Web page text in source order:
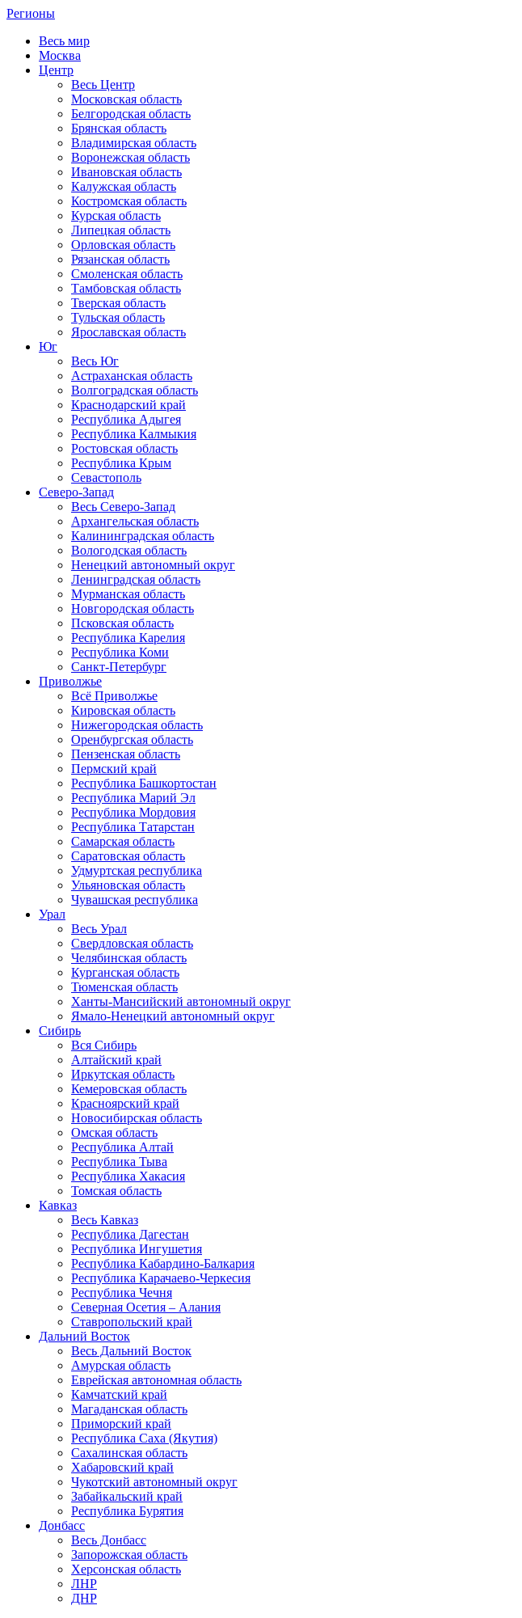
Регионы
Весь мир
Москва
Центр
Весь Центр
Московская область
Белгородская область
Брянская область
Владимирская область
Воронежская область
Ивановская область
Калужская область
Костромская область
Курская область
Липецкая область
Орловская область
Рязанская область
Смоленская область
Тамбовская область
Тверская область
Тульская область
Ярославская область
Юг
Весь Юг
Астраханская область
Волгоградская область
Краснодарский край
Республика Адыгея
Республика Калмыкия
Ростовская область
Республика Крым
Севастополь
Северо-Запад
Весь Северо-Запад
Архангельская область
Калининградская область
Вологодская область
Ненецкий автономный округ
Ленинградская область
Мурманская область
Новгородская область
Псковская область
Республика Карелия
Республика Коми
Санкт-Петербург
Приволжье
Всё Приволжье
Кировская область
Нижегородская область
Оренбургская область
Пензенская область
Пермский край
Республика Башкортостан
Республика Марий Эл
Республика Мордовия
Республика Татарстан
Самарская область
Саратовская область
Удмуртская республика
Ульяновская область
Чувашская республика
Урал
Весь Урал
Свердловская область
Челябинская область
Курганская область
Тюменская область
Ханты-Мансийский автономный округ
Ямало-Ненецкий автономный округ
Сибирь
Вся Сибирь
Алтайский край
Иркутская область
Кемеровская область
Красноярский край
Новосибирская область
Омская область
Республика Алтай
Республика Тыва
Республика Хакасия
Томская область
Кавказ
Весь Кавказ
Республика Дагестан
Республика Ингушетия
Республика Кабардино-Балкария
Республика Карачаево-Черкесия
Республика Чечня
Северная Осетия – Алания
Ставропольский край
Дальний Восток
Весь Дальний Восток
Амурская область
Еврейская автономная область
Камчатский край
Магаданская область
Приморский край
Республика Саха (Якутия)
Сахалинская область
Хабаровский край
Чукотский автономный округ
Забайкальский край
Республика Бурятия
Донбасс
Весь Донбасс
Запорожская область
Херсонская область
ЛНР
ДНР